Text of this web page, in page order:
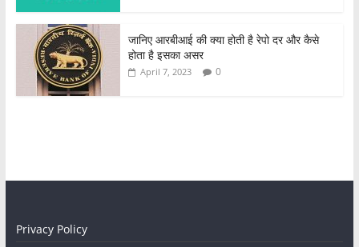
जानिए आरबीआई की क्या होती है रेपो दर और कैसे
होता है इसका असर
April 7, 2023 0
Privacy Policy